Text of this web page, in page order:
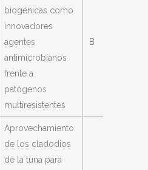
biogénicas como
innovadores
agentes
antimicrobianos
frente a
patógenos
multiresistentes
B
Aprovechamiento
de los cladodios
de la tuna para